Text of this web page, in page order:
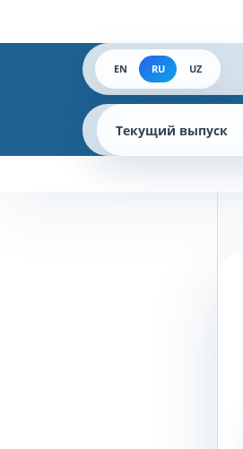
EN RU UZ
Текущий выпуск